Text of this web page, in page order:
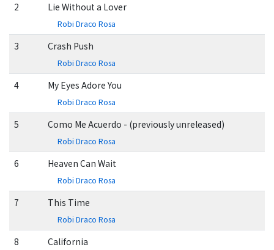
2 Lie Without a Lover
Robi Draco Rosa
3 Crash Push
Robi Draco Rosa
4 My Eyes Adore You
Robi Draco Rosa
5 Como Me Acuerdo - (previously unreleased)
Robi Draco Rosa
6 Heaven Can Wait
Robi Draco Rosa
7 This Time
Robi Draco Rosa
8 California